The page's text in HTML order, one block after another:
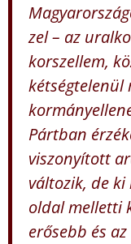
zel – az
korszellem,
kétségtelenül
Pártban
viszonyított
változik, de
oldal melletti
erősebb és